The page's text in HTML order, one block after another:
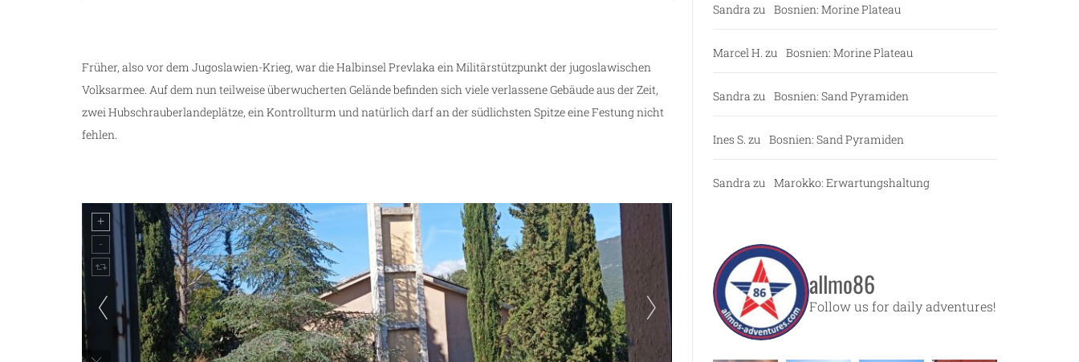
Früher, also vor dem Jugoslawien-Krieg, war die Halbinsel Prevlaka ein Militärstützpunkt der jugoslawischen
Volksarmee. Auf dem nun teilweise überwucherten Gelände befinden sich viele verlassene Gebäude aus der Zeit,
zwei Hubschrauberlandeplätze, ein Kontrollturm und natürlich darf an der südlichsten Spitze eine Festung nicht
fehlen.
Sandra zu Bosnien: Morine Plateau
Marcel H. zu Bosnien: Morine Plateau
Sandra zu Bosnien: Sand Pyramiden
Ines S. zu Bosnien: Sand Pyramiden
Sandra zu Marokko: Erwartungshaltung
allmo86
Follow us for daily adventures!